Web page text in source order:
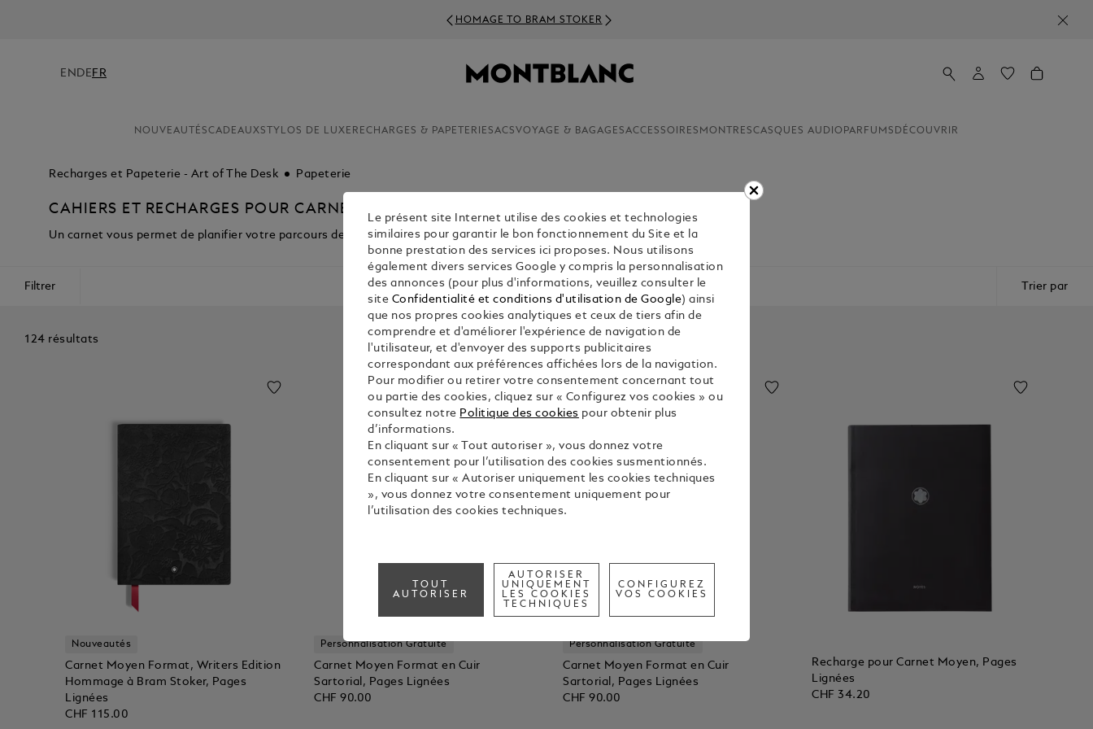
HOMAGE TO BRAM STOKER
EN DE FR
NOUVEAUTÉSCADEAUXSTYLOS DE LUXE RECHARGES & PAPETERIESACSVOYAGE & BAGAGESACCESSOIRES MONTRESCASQUES AUDIO PARFUMS DÉCOUVRIR
Recharges et Papeterie - Art of The Desk Papeterie
CAHIERS ET RECHARGES POUR CARNETS
Un carnet vous permet de planifier votre parcours de vie. Il reflète à la fois votre sens des affaires et votre goût de l’aventure.
Filtrer Trier par
124 résultats
Nouveautés
Carnet Moyen Format, Writers Edition
Hommage à Bram Stoker, Pages
Lignées
CHF 115.00
Personnalisation Gratuite
Carnet Moyen Format en Cuir
Sartorial, Pages Lignées
CHF 90.00
Personnalisation Gratuite
Carnet Moyen Format en Cuir
Sartorial, Pages Lignées
CHF 90.00
Recharge pour Carnet Moyen, Pages
Lignées
CHF 34.20
Le présent site Internet utilise des cookies et technologies
similaires pour garantir le bon fonctionnement du Site et la
bonne prestation des services ici proposes. Nous utilisons
également divers services Google y compris la personnalisation
des annonces (pour plus d'informations, veuillez consulter le
site Confidentialité et conditions d'utilisation de Google) ainsi
que nos propres cookies analytiques et ceux de tiers afin de
comprendre et d'améliorer l'expérience de navigation de
l'utilisateur, et d'envoyer des supports publicitaires
correspondant aux préférences affichées lors de la navigation.
Pour modifier ou retirer votre consentement concernant tout
ou partie des cookies, cliquez sur « Configurez vos cookies » ou
consultez notre Politique des cookies pour obtenir plus
d’informations.
En cliquant sur « Tout autoriser », vous donnez votre
consentement pour l’utilisation des cookies susmentionnés.
En cliquant sur « Autoriser uniquement les cookies techniques
», vous donnez votre consentement uniquement pour
l’utilisation des cookies techniques.
TOUT
AUTORISER
AUTORISER
UNIQUEMENT
LES COOKIES
TECHNIQUES
CONFIGUREZ
VOS COOKIES